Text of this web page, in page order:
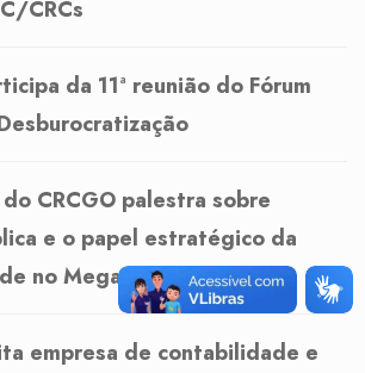
CRCs
da 11ª reunião do Fórum
CRCGO palestra sobre
e o papel estratégico da
no MegaConf26
empresa de contabilidade e